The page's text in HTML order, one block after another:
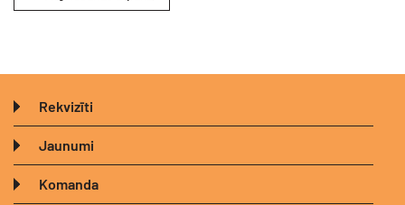
Rekvizīti
Jaunumi
Komanda